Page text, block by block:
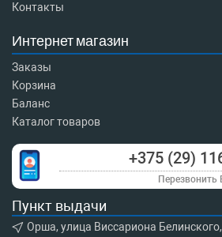
Контакты
Интернет магазин
Заказы
Корзина
Баланс
Каталог товаров
+375 (29)
Перезвонить
Пункт выдачи
Орша, улица Виссариона